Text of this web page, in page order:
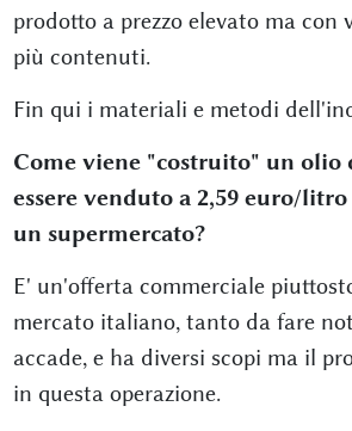
prodotto a prezzo elevato ma
più contenuti.
Fin qui i materiali e metodi
Come viene "costruito" un olio
essere venduto a 2,59 euro/
un supermercato?
E' un'offerta commerciale
mercato italiano, tanto da fare
accade, e ha diversi scopi ma il
in questa operazione.